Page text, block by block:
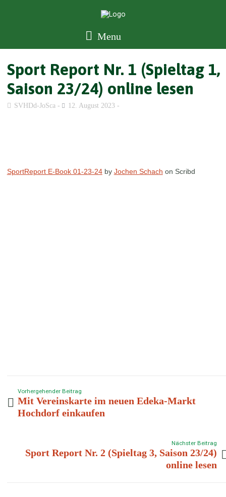
Menu
Sport Report Nr. 1 (Spieltag 1,
Saison 23/24) online lesen
SVHDd-JoSca 12. August 2023
SportReport E-Book 01-23-24by Jochen Schach on Scribd
Vorhergehender Beitrag
Mit Vereinskarte im neuen Edeka-Markt
Hochdorf einkaufen
Nächster Beitrag
Sport Report Nr. 2 (Spieltag 3, Saison 23/24)
online lesen